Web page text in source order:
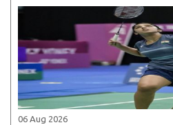
06 Aug 2026